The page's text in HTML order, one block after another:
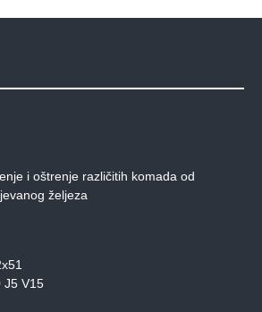
i oštrenje različitih komada od
željeza
J5 V15